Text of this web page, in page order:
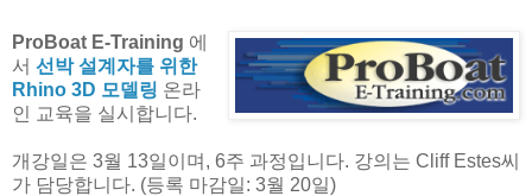
ProBoat E-Training 에
서 선박 설계자를 위한
Rhino 3D 모델링 온라
인 교육을 실시합니다.
개강일은 3월 13일이며, 6주 과정입니다. 강의는 Cliff Estes씨
가 담당합니다. (등록 마감일: 3월 20일)